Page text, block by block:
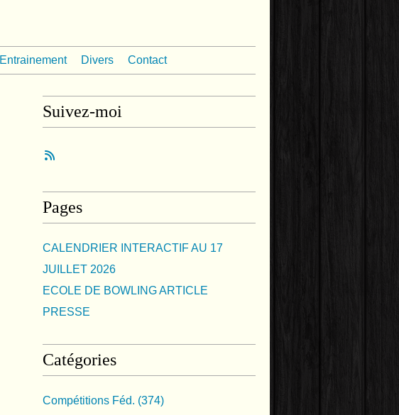
Entrainement Divers Contact
Suivez-moi
Pages
CALENDRIER INTERACTIF AU 17
JUILLET 2026
ECOLE DE BOWLING ARTICLE
PRESSE
Catégories
Compétitions Féd. (374)